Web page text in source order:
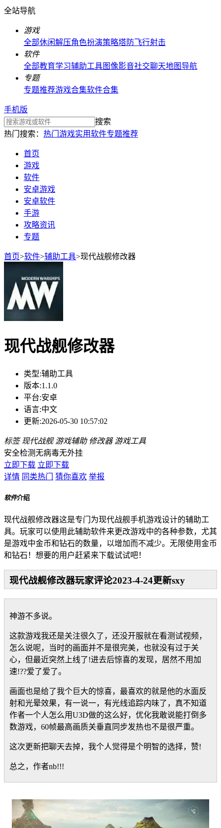
全站导航
游戏
全部休闲解压角色扮演策略塔防飞行射击
软件
全部教育学习辅助工具图像影音社交聊天地图导航
专题
专题推荐游戏合集软件合集
手机版
搜索
热门搜索： 热门游戏实用软件专题推荐
首页
游戏
软件
安卓游戏
安卓软件
手游
攻略资讯
专题
首页>软件>辅助工具>现代战舰修改器
现代战舰修改器
类型:辅助工具
版本:1.1.0
平台:安卓
语言:中文
更新:2026-05-30 10:57:02
标签 现代战舰 游戏辅助 修改器 游戏工具
安全检测无病毒无外挂
立即下载 立即下载
详情 同类热门 猜你喜欢 举报
软件介绍
现代战舰修改器这是专门为现代战舰手机游戏设计的辅助工
具。玩家可以使用此辅助软件来更改游戏中的各种参数，尤其
是游戏中金币和钻石的数量，以增加而不减少。无限使用金币
和钻石！想要的用户赶紧来下载试试吧！
现代战舰修改器玩家评论2023-4-24更新sxy
神游不多说。
这款游戏我还是关注很久了，还没开服就在看测试视频，
怎么说呢，当时的画面并不是很完美，也就没有过于关
心，但最近突然上线了!进去后惊喜的发现，居然不用加
速!??爱了爱了。
画面也是给了我个巨大的惊喜，最喜欢的就是他的水面反
射和光晕效果，有一说一，有光线追踪内味了，真不知道
作者一个人怎么用U3D做的这么好，优化我敢说能打倒多
数游戏，60帧最高画质关垂直同步发热也不是很严重。
这次更新把聊天去掉，我个人觉得是个明智的选择，赞!
总之，作者nb!!!